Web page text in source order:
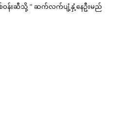
န်းဆီသို့ ” ဆက်လက်ပျံ့နှံ့နေဦးမည်